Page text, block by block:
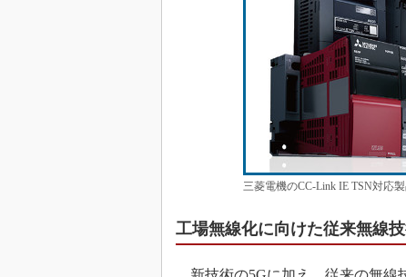
三菱電機のCC-Link IE TSN対応
工場無線化に向けた従来無線